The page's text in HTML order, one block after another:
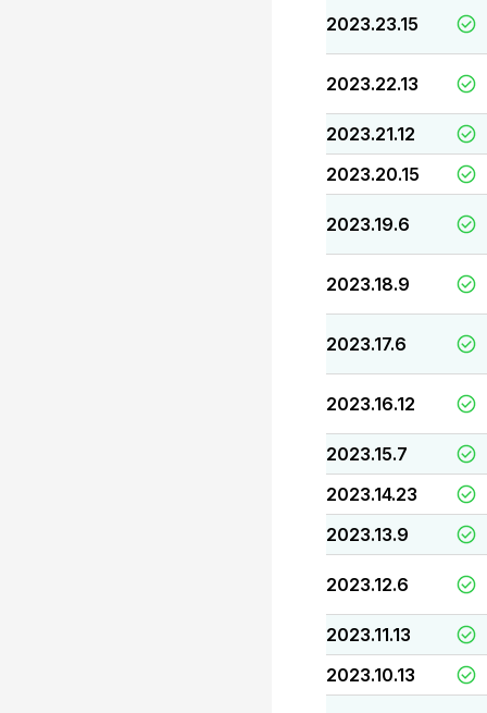
2023.23.15
2023.22.13
2023.21.12
2023.20.15
2023.19.6
2023.18.9
2023.17.6
2023.16.12
2023.15.7
2023.14.23
2023.13.9
2023.12.6
2023.11.13
2023.10.13